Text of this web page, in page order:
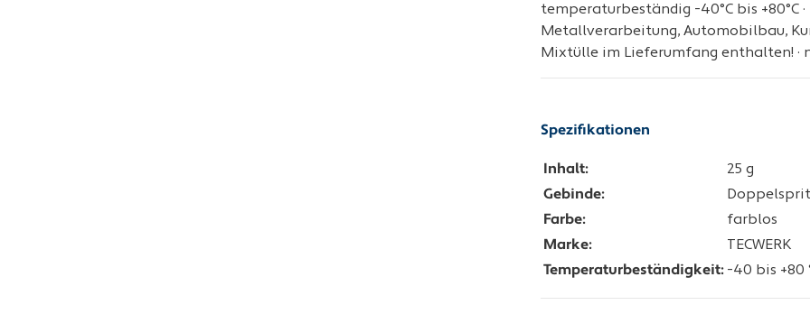
temperaturbeständig -40°C bis +80°C
Metallverarbeitung, Automobilbau,
Mixtülle im Lieferumfang enthalten! ·
Spezifikationen
Inhalt:
25 g
Gebinde:
Farbe:
farblos
Marke:
TECWERK
Temperaturbeständigkeit: -40 bis +80